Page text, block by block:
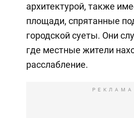
архитектурой, также
площади, спрятанные
городской суеты. Они
где местные жители
расслабление.
РЕКЛАМА